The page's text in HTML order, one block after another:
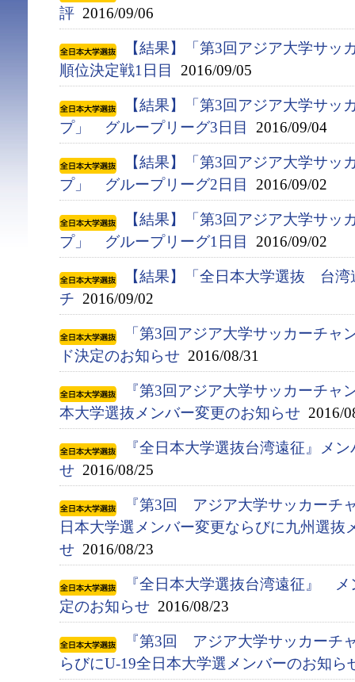
評 2016/09/06
【結果】「第3回アジア大学サッ
順位決定戦1日目
2016/09/05
【結果】「第3回アジア大学サッ
プ」 グループリーグ3日目
2016/09/04
【結果】「第3回アジア大学サッ
プ」 グループリーグ2日目
2016/09/02
【結果】「第3回アジア大学サッ
プ」 グループリーグ1日目
2016/09/02
【結果】「全日本大学選抜 台
チ 2016/09/02
「第3回アジア大学サッカーチャ
ド決定のお知らせ 2016/08/31
『第3回アジア大学サッカーチャ
本大学選抜メンバー変更のお知らせ 2016/
『全日本大学選抜台湾遠征』メ
せ 2016/08/25
『第3回 アジア大学サッカーチ
日本大学選メンバー変更ならびに九州選抜
せ 2016/08/23
『全日本大学選抜台湾遠征』
定のお知らせ 2016/08/23
『第3回 アジア大学サッカーチ
らびにU-19全日本大学選メンバーのお知ら